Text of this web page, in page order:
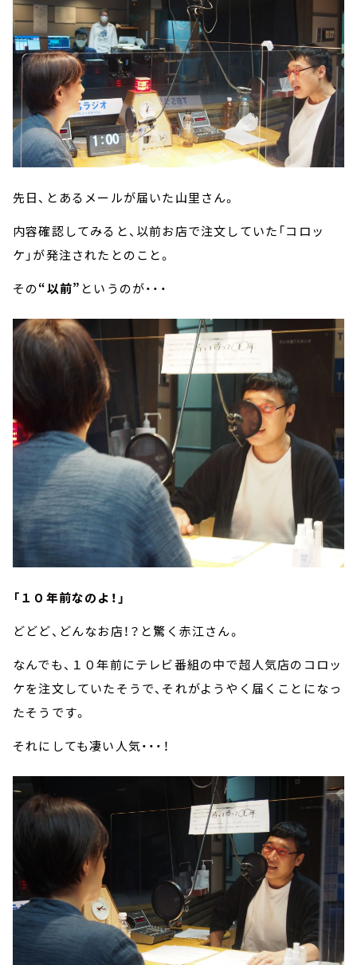
先日、とあるメールが届いた山里さん。
内容確認してみると、以前お店で注文していた「コロッ
ケ」が発注されたとのこと。
その“以前” というのが・・・
「１０年前なのよ！」
どどど、どんなお店！？と驚く赤江さん。
なんでも、１０年前にテレビ番組の中で超人気店のコロッ
ケを注文していたそうで、それがようやく届くことになっ
たそうです。
それにしても凄い人気・・・！